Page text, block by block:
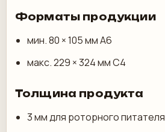
Форматы продукции
мин. 80 × 105 мм А6
макс. 229 × 324 мм С4
Толщина продукта
3 мм для роторного питателя